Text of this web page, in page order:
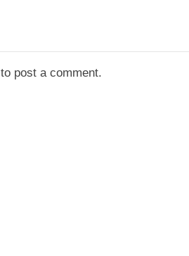
to post a comment.